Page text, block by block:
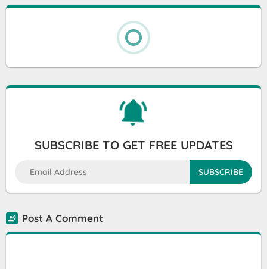
SUBSCRIBE TO GET FREE UPDATES
Post A Comment